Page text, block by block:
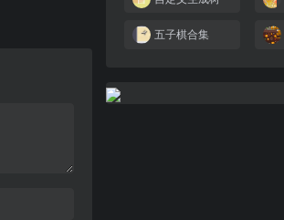
五子棋合集